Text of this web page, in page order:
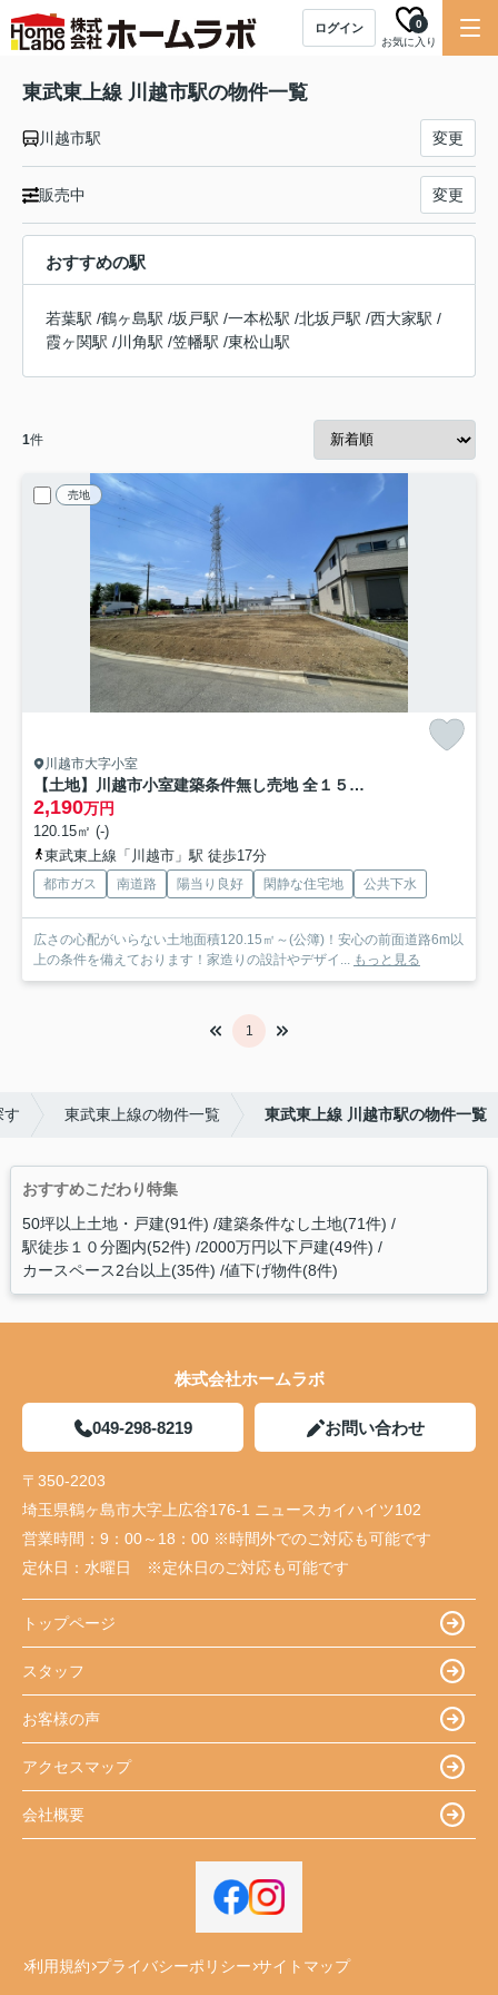
ログイン
お気に入り
0
東武東上線 川越市駅の物件一覧
川越市駅 変更
販売中 変更
おすすめの駅
若葉駅 /鶴ヶ島駅 /坂戸駅 /一本松駅 /北坂戸駅 /西大家駅 /
霞ヶ関駅 /川角駅 /笠幡駅 /東松山駅
1件
売地
川越市大字小室
【土地】川越市小室建築条件無し売地 全１５区画
2,190万円
120.15㎡ (-)
東武東上線「川越市」駅 徒歩17分
都市ガス 南道路 陽当り良好 閑静な住宅地 公共下水
広さの心配がいらない土地面積120.15㎡～(公簿)！安心の前面道路6m以
上の条件を備えております！家造りの設計やデザイ... もっと見る
1
す 東武東上線の物件一覧 東武東上線 川越市駅の物件一覧
おすすめこだわり特集
50坪以上土地・戸建(91件) 建築条件なし土地(71件)
駅徒歩１０分圏内(52件) 2000万円以下戸建(49件)
カースペース2台以上(35件) 値下げ物件(8件)
株式会社ホームラボ
049-298-8219 お問い合わせ
〒350-2203
埼玉県鶴ヶ島市大字上広谷176-1 ニュースカイハイツ102
営業時間： 9：00～18：00 ※時間外でのご対応も可能です
定休日： 水曜日 ※定休日のご対応も可能です
トップページ
スタッフ
お客様の声
アクセスマップ
会社概要
利用規約 プライバシーポリシー サイトマップ